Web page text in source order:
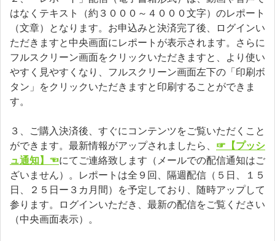
はなくテキスト（約３０００～４０００文字）のレポート
（文章）となります。お申込みと決済完了後、ログインい
ただきますと中央画面にレポートが表示されます。さらに
フルスクリーン画面をクリックいただきますと、より使い
やすく見やすくなり、フルスクリーン画面左下の「印刷ボ
タン」をクリックいただきますと印刷することができま
す。
３、ご購入決済後、すぐにコンテンツをご覧いただくこと
ができます。最新情報がアップされましたら、 ☞【プッシ
ュ通知】☜にてご連絡致します（メールでの配信通知はご
ざいません）。レポートは全９回、隔週配信（５日、１５
日、２５日ー３カ月間）を予定しており、随時アップして
参ります。ログインいただき、最新の配信をご覧ください
（中央画面表示）。